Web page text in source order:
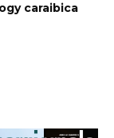
caraibica